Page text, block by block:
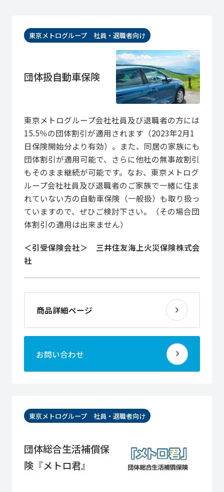
東京メトログループ 社員・退職者向け
団体扱自動車保険
東京メトログループ会社社員及び退職者の方には
15.5％の団体割引が適用されます（2023年2月1
日保険開始分より有効）。また、同居の家族にも
団体割引が適用可能で、さらに他社の無事故割引
もそのまま継続が可能です。なお、東京メトログ
ループ会社社員及び退職者のご家族で一緒に住ま
れていない方の自動車保険（一般扱）も取り扱っ
ていますので、ぜひご検討下さい。（その場合団
体割引の適用は出来ません）
＜引受保険会社＞ 三井住友海上火災保険株式会
社
商品詳細ページ
お問い合わせ
東京メトログループ 社員・退職者向け
団体総合生活補償保
険『メトロ君』